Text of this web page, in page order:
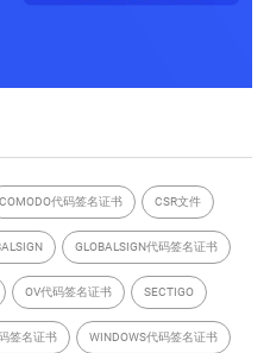
COMODO代码签名证书 CSR文件
GLOBALSIGN代码签名证书
OV代码签名证书 SECTIGO
签名证书 WINDOWS代码签名证书